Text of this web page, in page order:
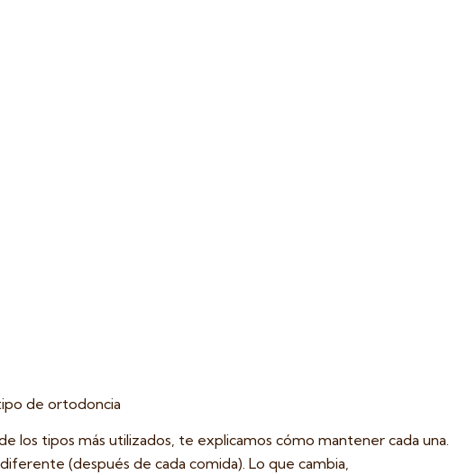
de ortodoncia
los tipos más utilizados, te explicamos cómo mantener cada una.
(después de cada comida). Lo que cambia,